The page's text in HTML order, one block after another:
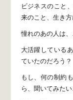
ビジネスのこと
来のこと、生き
憧れのあの人は、
大活躍しているあ
ていたのだろう？
もし、何の制約
ら、 聞いてみたい